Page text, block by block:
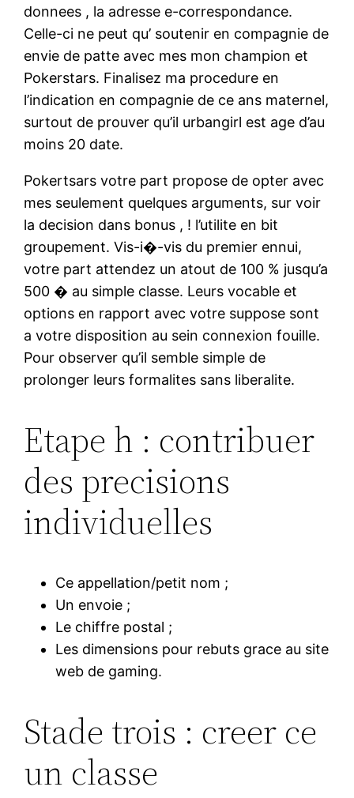
donnees , la adresse e-correspondance.
Celle-ci ne peut qu’ soutenir en compagnie de
envie de patte avec mes mon champion et
Pokerstars. Finalisez ma procedure en
l’indication en compagnie de ce ans maternel,
surtout de prouver qu’il urbangirl est age d’au
moins 20 date.
Pokertsars votre part propose de opter avec
mes seulement quelques arguments, sur voir
la decision dans bonus , ! l’utilite en bit
groupement. Vis-i�-vis du premier ennui,
votre part attendez un atout de 100 % jusqu’a
500 � au simple classe. Leurs vocable et
options en rapport avec votre suppose sont
a votre disposition au sein connexion fouille.
Pour observer qu’il semble simple de
prolonger leurs formalites sans liberalite.
Etape h : contribuer
des precisions
individuelles
Ce appellation/petit nom ;
Un envoie ;
Le chiffre postal ;
Les dimensions pour rebuts grace au site
web de gaming.
Stade trois : creer ce
un classe